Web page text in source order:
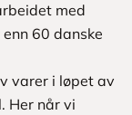
med
60 danske
varer i løpet av
Her når vi